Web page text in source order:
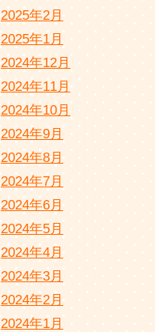
2025年2月
2025年1月
2024年12月
2024年11月
2024年10月
2024年9月
2024年8月
2024年7月
2024年6月
2024年5月
2024年4月
2024年3月
2024年2月
2024年1月